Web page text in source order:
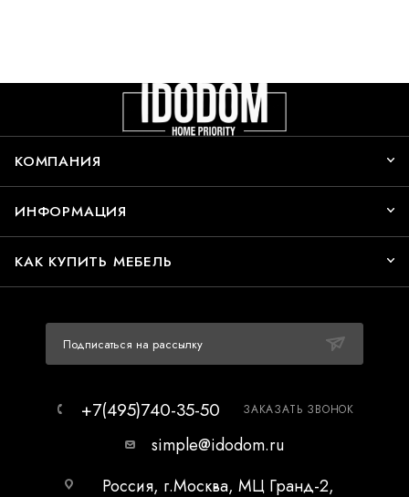
КОМПАНИЯ
ИНФОРМАЦИЯ
КАК КУПИТЬ МЕБЕЛЬ
Подписаться на рассылку
+7(495)740-35-50 ЗАКАЗАТЬ ЗВОНОК
simple@idodom.ru
Россия, г.Москва, МЦ Гранд-2,